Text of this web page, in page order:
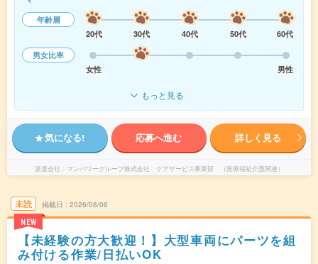
年齢層
20代
30代 40代 50代
60代
男女比率
女性
男性
もっと見る
気になる! 応募へ進む 詳しく見る
派遣会社 マンパワーグループ株式会社 ケアサービス事業部 （医療福祉介護関連）
未読
NEW
掲載日 2026/08/06
【未経験の方大歓迎！】大型車両にパーツを組
み付ける作業/日払いOK